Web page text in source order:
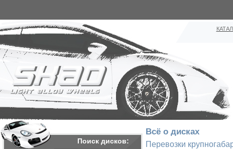
Поиск дисков:
Всё о дисках
Перевозки